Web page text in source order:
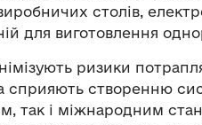
столів,
для виготовлення
ризики
сприяють створенню
так і міжнародним